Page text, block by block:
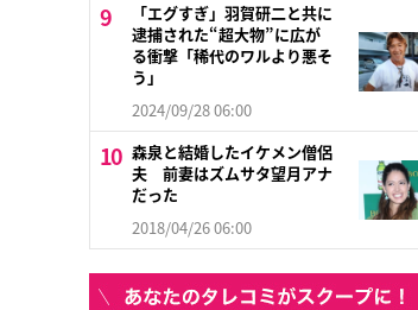
「エグすぎ」羽賀研二と共に
逮捕された“超大物”に広が
る衝撃「稀代のワルより悪そ
う」
2024/09/28 06:00
森泉と結婚したイケメン僧侶
夫 前妻はズムサタ望月アナ
だった
2018/04/26 06:00